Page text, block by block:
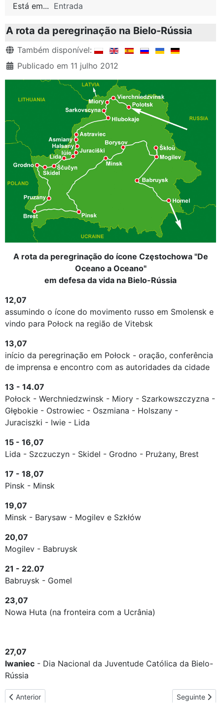
Está em... Entrada
A rota da peregrinação na Bielo-Rússia
Detalhes
Também disponível:
Publicado em 11 julho 2012
A rota da peregrinação do ícone Częstochowa "De
Oceano a Oceano"
em defesa da vida na Bielo-Rússia
12,07
assumindo o ícone do movimento russo em Smolensk e
vindo para Połock na região de Vitebsk
13,07
início da peregrinação em Połock - oração, conferência
de imprensa e encontro com as autoridades da cidade
13 - 14.07
Połock - Werchniedzwinsk - Miory - Szarkowszczyzna -
Głębokie - Ostrowiec - Oszmiana - Holszany -
Juraciszki - Iwie - Lida
15 - 16,07
Lida - Szczuczyn - Skidel - Grodno - Prużany, Brest
17 - 18,07
Pinsk - Minsk
19,07
Minsk - Barysaw - Mogilev e Szkłów
20,07
Mogilev - Babruysk
21 - 22.07
Babruysk - Gomel
23,07
Nowa Huta (na fronteira com a Ucrânia)
27,07
Iwaniec - Dia Nacional da Juventude Católica da Bielo-
Rússia
Artigo anterior: A rota da peregrinação na Eslováquia
Anterior Artigo
Seguinte